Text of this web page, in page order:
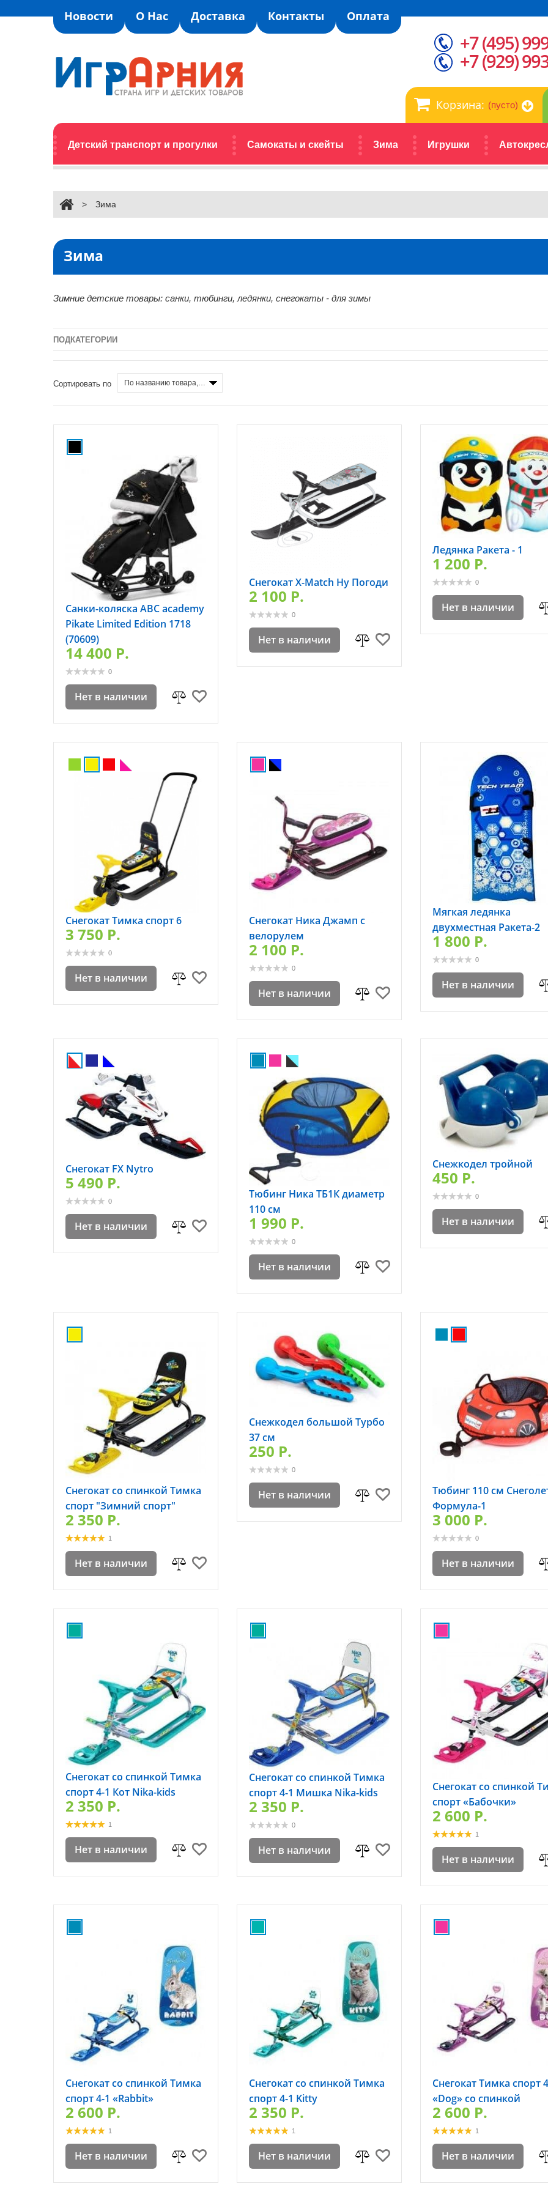
Новости О Нас Доставка Контакты Оплата
Корзина: (пусто)
Детский транспорт и прогулки Самокаты и скейты Зима Игрушки
+7 (495)
+7 (929)
> Зима
Зима
Зимние детские товары: санки, тюбинги, ледянки, снегокаты - для зимы
ПОДКАТЕГОРИИ
Сортировать по По названию товара, от А до Я
Санки-коляска ABC academy
Pikate Limited Edition 1718
(70609)
14 400 P.
0
Нет в наличии
Снегокат X-Match Ну Погоди
2 100 P.
0
Нет в наличии
Ледянка Ракета - 1
1 200 P.
0
Нет в наличии
Снегокат Тимка спорт 6
3 750 P.
0
Нет в наличии
Снегокат Ника Джамп с
велорулем
2 100 P.
0
Нет в наличии
Мягкая ледянка
двухместная Ракета-2
1 800 P.
0
Нет в наличии
Снегокат FX Nytro
5 490 P.
0
Нет в наличии
Тюбинг Ника ТБ1К диаметр
110 см
1 990 P.
0
Нет в наличии
Снежкодел тройной
450 P.
0
Нет в наличии
Снегокат со спинкой Тимка
спорт "Зимний спорт"
2 350 P.
1
Нет в наличии
Снежкодел большой Турбо
37 см
250 P.
0
Нет в наличии
Тюбинг 110 см
Формула-1
3 000 P.
0
Нет в наличии
Снегокат со спинкой Тимка
спорт 4-1 Кот Nika-kids
2 350 P.
1
Нет в наличии
Снегокат со спинкой Тимка
спорт 4-1 Мишка Nika-kids
2 350 P.
0
Нет в наличии
Снегокат со спинкой
спорт «Бабочки»
2 600 P.
1
Нет в наличии
Снегокат со спинкой Тимка
спорт 4-1 «Rabbit»
2 600 P.
1
Нет в наличии
Снегокат со спинкой Тимка
спорт 4-1 Kitty
2 350 P.
1
Нет в наличии
Снегокат Тимка спорт
«Dog» со спинкой
2 600 P.
1
Нет в наличии